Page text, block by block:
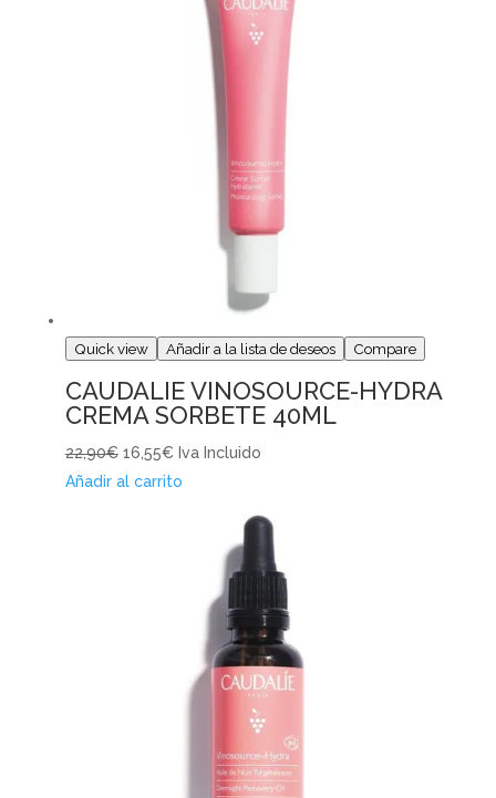
Quick view Añadir a la lista de deseos Compare
CAUDALIE VINOSOURCE-HYDRA
CREMA SORBETE 40ML
22,90€ 16,55€ Iva Incluido
Añadir al carrito